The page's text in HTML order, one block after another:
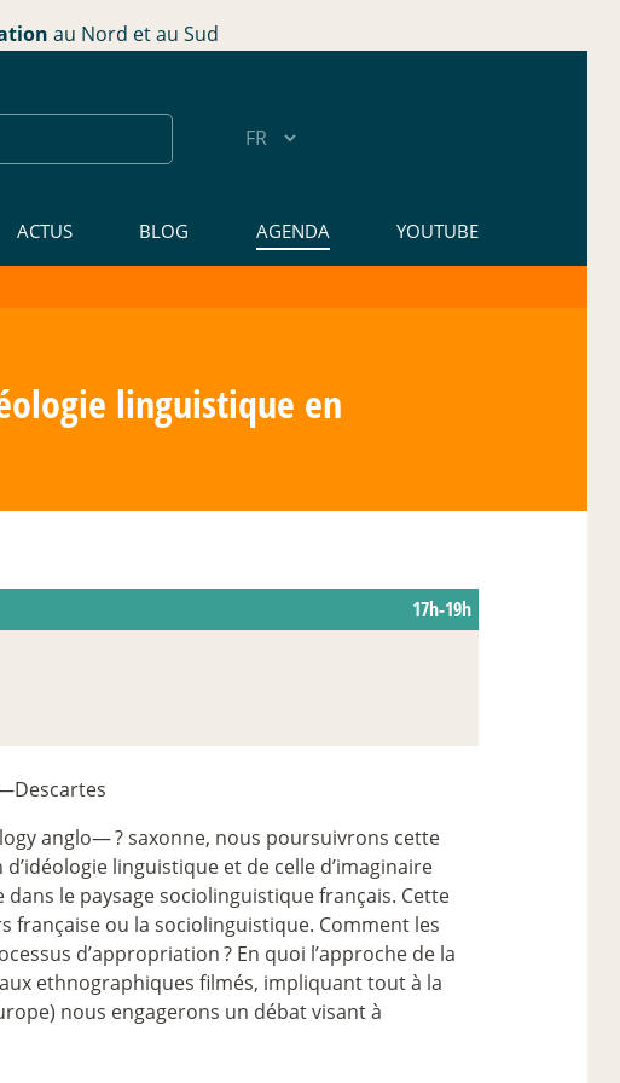
au Nord et au Sud
ACTUS BLOG AGENDA YOUTUBE
linguistique en
17h-19h
anglo—? saxonne, nous poursuivrons cette
linguistique et de celle d’imaginaire
le paysage sociolinguistique français. Cette
française ou la sociolinguistique. Comment les
d’appropriation? En quoi l’approche de la
ethnographiques filmés, impliquant tout à la
nous engagerons un débat visant à